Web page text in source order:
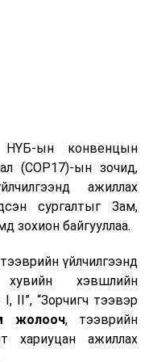
ын конвенцын
(COP17)-ын зочид,
ажиллах
сургалтыг Зам,
зохион байгууллаа.
үйлчилгээнд
хэвшлийн
I, II”, “Зорчигч тээвэр
жолооч, тээврийн
хариуцан ажиллах